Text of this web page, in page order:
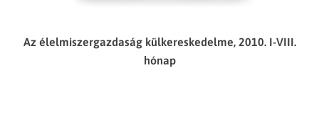
Az élelmiszergazdaság külkereskedelme, 2010. I-VIII.
hónap